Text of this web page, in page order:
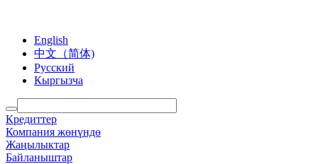
English
中文（简体)
Русский
Кыргызча
Кредиттер
Компания жөнүндө
Жаңылыктар
Байланыштар